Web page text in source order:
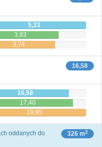
5,33
3,93
3,74
16,58
16,58
17,40
19,95
326 m2
oddanych do